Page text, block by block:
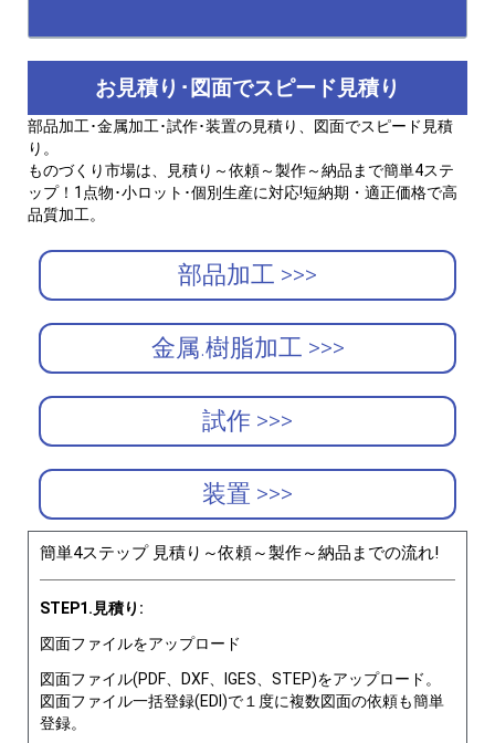
お見積り･図面でスピード見積り
部品加工･金属加工･試作･装置の見積り、図面でスピード見積
り。
ものづくり市場は、見積り～依頼～製作～納品まで簡単4ステ
ップ！1点物･小ロット･個別生産に対応!短納期・適正価格で高
品質加工。
部品加工 >>>
金属.樹脂加工 >>>
試作 >>>
装置 >>>
簡単4ステップ 見積り～依頼～製作～納品までの流れ!
STEP1.見積り:
図面ファイルをアップロード
図面ファイル(PDF、DXF、IGES、STEP)をアップロード。
図面ファイル一括登録(EDI)で１度に複数図面の依頼も簡単
登録。